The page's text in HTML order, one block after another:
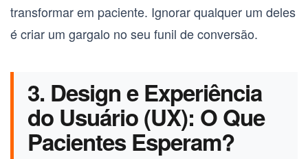
transformar em paciente. Ignorar qualquer um deles
é criar um gargalo no seu funil de conversão.
3. Design e Experiência
do Usuário (UX): O Que
Pacientes Esperam?